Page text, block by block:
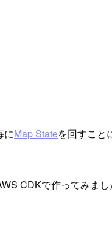
にMap Stateを回すこと
CDKで作ってみまし